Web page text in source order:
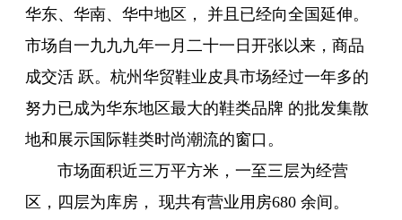
华东、华南、华中地区， 并且已经向全国延伸。
市场自一九九九年一月二十一日开张以来，商品
成交活 跃。杭州华贸鞋业皮具市场经过一年多的
努力已成为华东地区最大的鞋类品牌 的批发集散
地和展示国际鞋类时尚潮流的窗口。
市场面积近三万平方米，一至三层为经营
区，四层为库房， 现共有营业用房680 余间。